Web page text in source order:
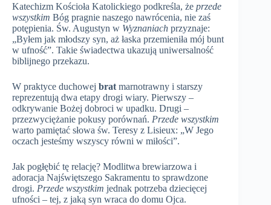
Katechizm Kościoła Katolickiego podkreśla, że przede
wszystkim Bóg pragnie naszego nawrócenia, nie zaś
potępienia. Św. Augustyn w Wyznaniach przyznaje:
„Byłem jak młodszy syn, aż łaska przemieniła mój bunt
w ufność”. Takie świadectwa ukazują uniwersalność
biblijnego przekazu.
W praktyce duchowej brat marnotrawny i starszy
reprezentują dwa etapy drogi wiary. Pierwszy –
odkrywanie Bożej dobroci w upadku. Drugi –
przezwyciężanie pokusy porównań. Przede wszystkim
warto pamiętać słowa św. Teresy z Lisieux: „W Jego
oczach jesteśmy wszyscy równi w miłości”.
Jak pogłębić tę relację? Modlitwa brewiarzowa i
adoracja Najświętszego Sakramentu to sprawdzone
drogi. Przede wszystkim jednak potrzeba dziecięcej
ufności – tej, z jaką syn wraca do domu Ojca.